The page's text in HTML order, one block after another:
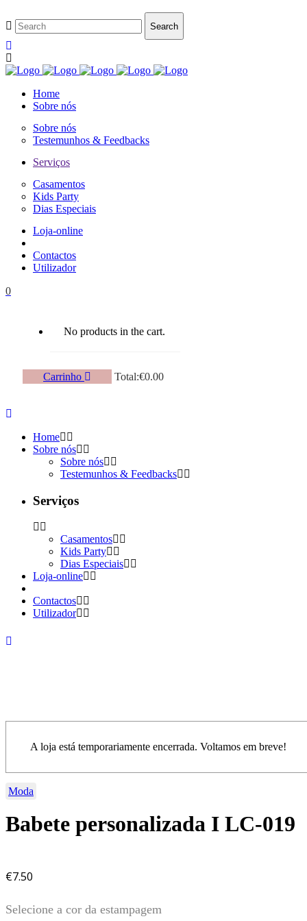
Home
Sobre nós
Sobre nós
Testemunhos & Feedbacks
Serviços
Casamentos
Kids Party
Dias Especiais
Loja-online
Contactos
Utilizador
0
No products in the cart.
Carrinho Total:€0.00
Home
Sobre nós
Sobre nós
Testemunhos & Feedbacks
Serviços
Casamentos
Kids Party
Dias Especiais
Loja-online
Contactos
Utilizador
A loja está temporariamente encerrada. Voltamos em breve!
Moda
Babete personalizada I LC-019
€7.50
Selecione a cor da estampagem